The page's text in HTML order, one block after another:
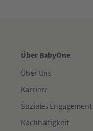
Über BabyOne
Über Uns
Karriere
Soziales Engagement
Nachhaltigkeit